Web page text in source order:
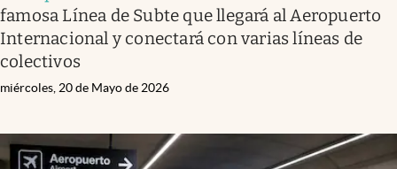
famosa Línea de Subte que llegará al Aeropuerto
Internacional y conectará con varias líneas de
colectivos
miércoles, 20 de Mayo de 2026